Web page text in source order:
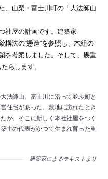
、山梨・富士川町の「大法師山
社屋の計画です。建築家
構法の“懸造”を参照し、木組の
を考案しました。そして、幾重
らします。
法師山。富士川に沿って並ぶ町と
住宅があった。敷地に訪れたとき
が、そこに新しく本社社屋をつく
主の代表がかつて生まれ育った重
建築家によるテキストより